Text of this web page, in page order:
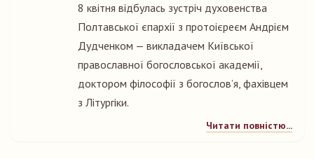
8 квітня відбулась зустріч духовенства
Полтавської єпархії з протоієреєм Андрієм
Дудченком — викладачем Київської
православної богословської академії,
доктором філософії з богослов’я, фахівцем
з Літургіки.
Читати повністю...